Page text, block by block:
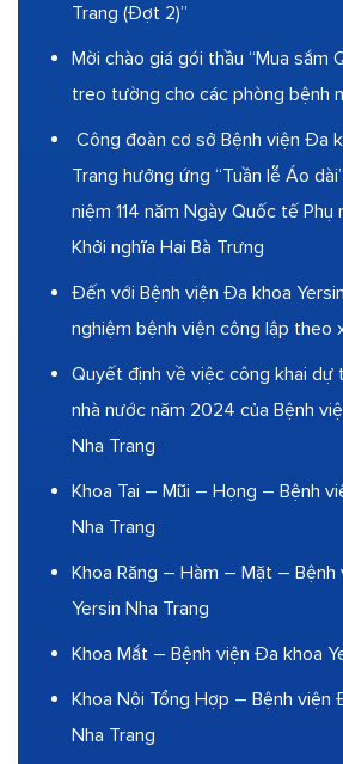
Trang (Đợt 2)”
Mời chào giá gói thầu “Mua sắm
treo tường cho các phòng bệnh
Công đoàn cơ sở Bệnh viện Đa
Trang hưởng ứng “Tuần lễ Áo
niệm 114 năm Ngày Quốc tế Phụ
Khởi nghĩa Hai Bà Trưng
Đến với Bệnh viện Đa khoa
nghiệm bệnh viện công lập theo
Quyết định về việc công khai dự
nhà nước năm 2024 của Bệnh
Nha Trang
Khoa Tai – Mũi – Họng – Bệnh
Nha Trang
Khoa Răng – Hàm – Mặt –
Yersin Nha Trang
Khoa Mắt – Bệnh viện Đa khoa
Khoa Nội Tổng Hợp – Bệnh viện
Nha Trang